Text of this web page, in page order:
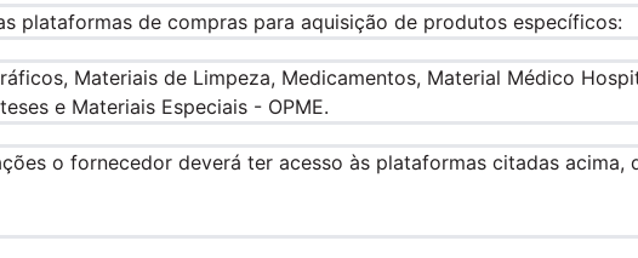
plataformas de compras para aquisição de produtos específicos:
Materiais de Limpeza, Medicamentos, Material Médico
e Materiais Especiais - OPME.
o fornecedor deverá ter acesso às plataformas citadas acima,